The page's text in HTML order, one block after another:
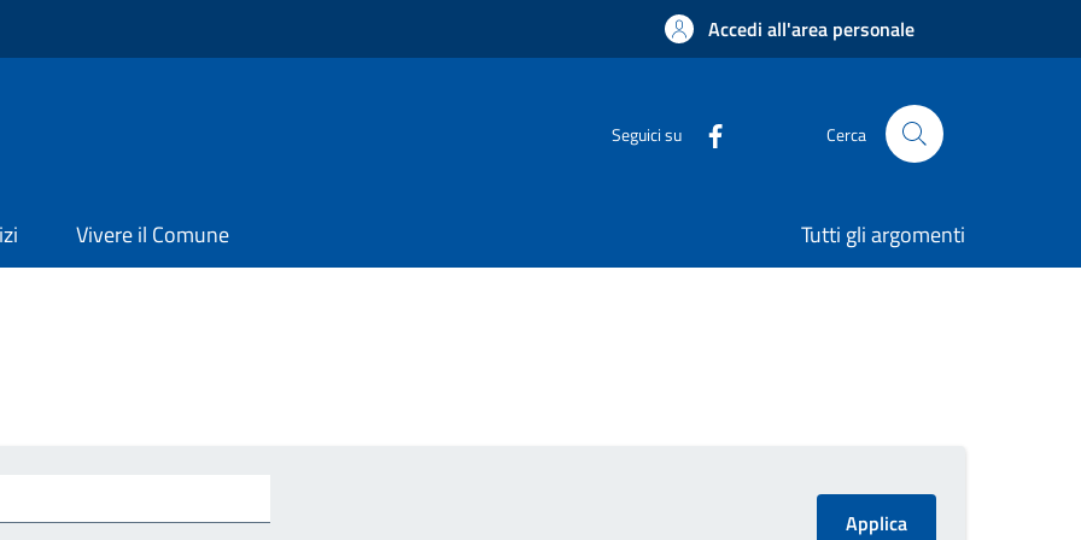
Accedi all'area personale
Seguici su Cerca
Vivere il Comune Tutti gli argomenti